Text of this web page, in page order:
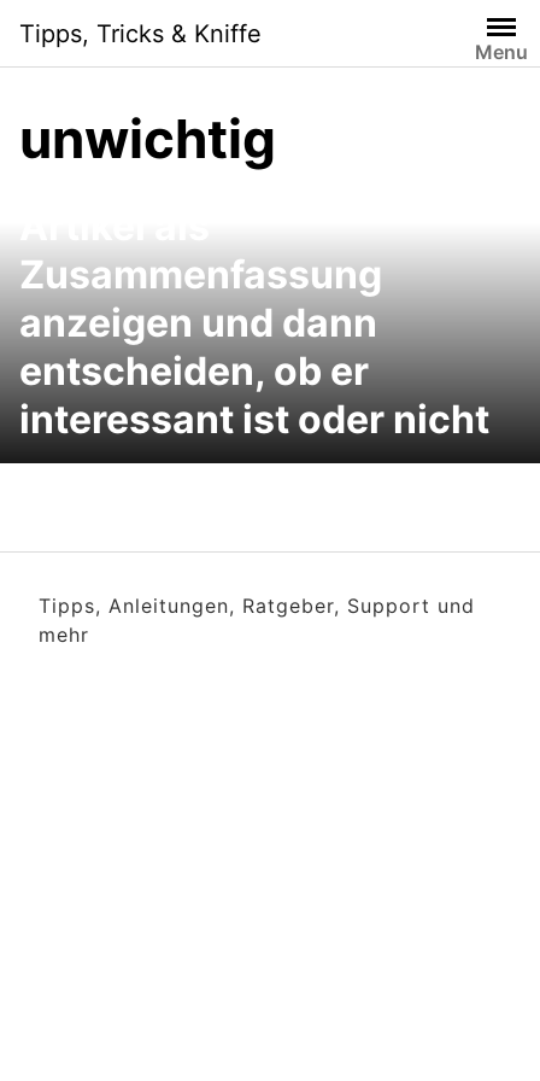
content
Tipps, Tricks & Kniffe
Menu
unwichtig
Umfangreiche Web-
Zusammenfassung
anzeigen und dann
entscheiden, ob er
interessant ist oder nicht
Tipps, Anleitungen, Ratgeber, Support und
mehr